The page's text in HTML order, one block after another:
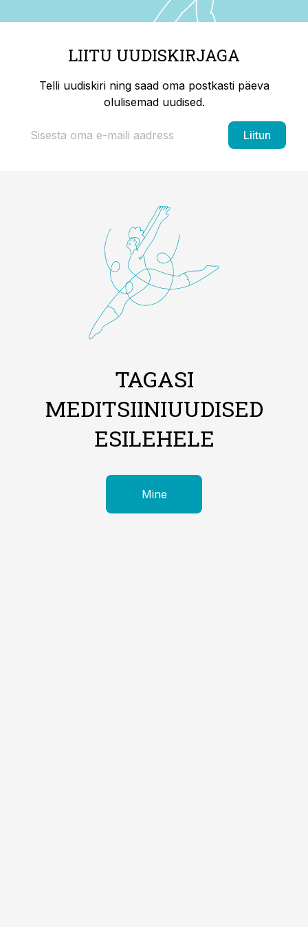
LIITU UUDISKIRJAGA
Telli uudiskiri ning saad oma postkasti päeva
olulisemad uudised.
Liitun
TAGASI
MEDITSIINIUUDISED
ESILEHELE
Mine